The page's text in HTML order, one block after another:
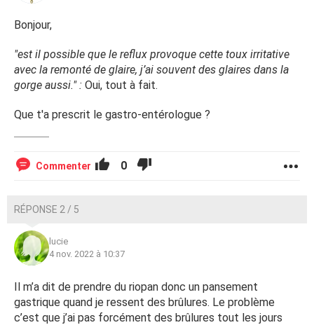
Bonjour,
"est il possible que le reflux provoque cette toux irritative
avec la remonté de glaire, j’ai souvent des glaires dans la
gorge aussi." : Oui, tout à fait.
Que t'a prescrit le gastro-entérologue ?
Commenter 0
RÉPONSE 2 / 5
lucie
4 nov. 2022 à 10:37
Il m’a dit de prendre du riopan donc un pansement
gastrique quand je ressent des brûlures. Le problème
c’est que j’ai pas forcément des brûlures tout les jours